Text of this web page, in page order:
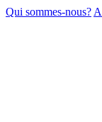
Qui sommes-nous?